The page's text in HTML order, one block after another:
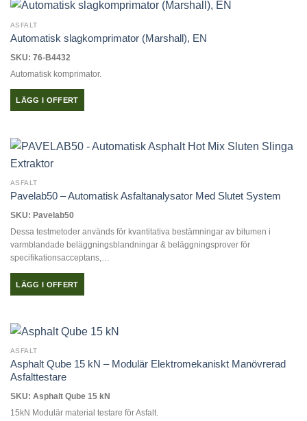
ASFALT
Automatisk slagkomprimator (Marshall), EN
SKU: 76-B4432
Automatisk komprimator.
LÄGG I OFFERT
ASFALT
Pavelab50 – Automatisk Asfaltanalysator Med Slutet System
SKU: Pavelab50
Dessa testmetoder används för kvantitativa bestämningar av bitumen i
varmblandade beläggningsblandningar & beläggningsprover för
specifikationsacceptans,…
LÄGG I OFFERT
ASFALT
Asphalt Qube 15 kN – Modulär Elektromekaniskt Manövrerad
Asfalttestare
SKU: Asphalt Qube 15 kN
15kN Modulär material testare för Asfalt.